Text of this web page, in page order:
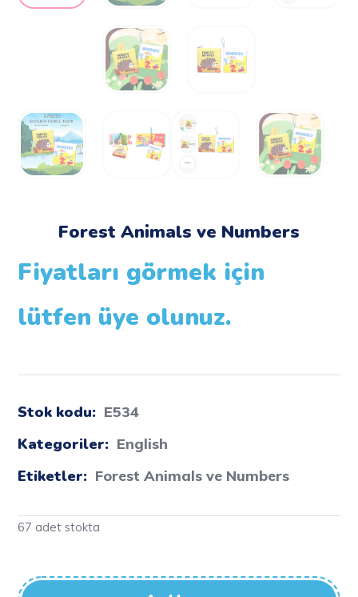
Forest Animals ve Numbers
Fiyatları görmek için
lütfen üye olunuz.
Stok kodu: E534
Kategoriler: English
Etiketler: Forest Animals ve Numbers
67 adet stokta